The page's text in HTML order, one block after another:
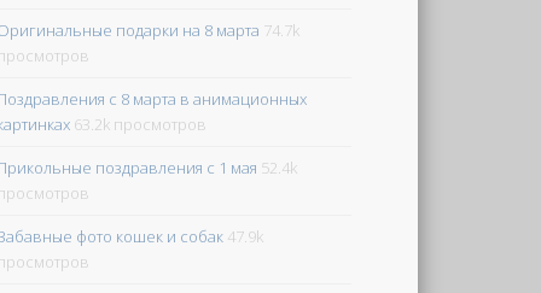
подарки на 8 марта 74.7k
с 8 марта в анимационных
63.2k просмотров
поздравления с 1 мая 52.4k
фото кошек и собак 47.9k